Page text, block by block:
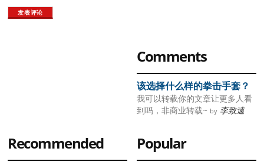
Comments
该选择什么样的拳击手套？
我可以转载你的文章让更多人看
到吗，非商业转载~ by 李致遠
Recommended Popular